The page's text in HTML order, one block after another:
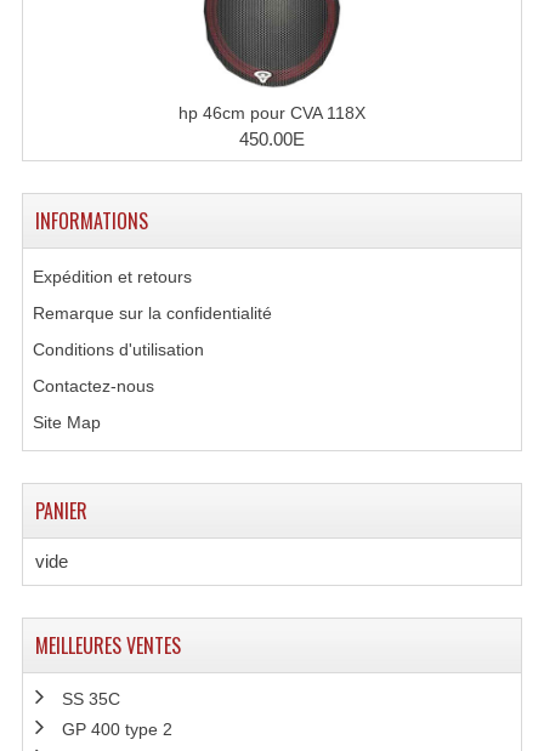
hp 46cm pour CVA 118X
450.00E
INFORMATIONS
Expédition et retours
Remarque sur la confidentialité
Conditions d'utilisation
Contactez-nous
Site Map
PANIER
vide
MEILLEURES VENTES
SS 35C
GP 400 type 2